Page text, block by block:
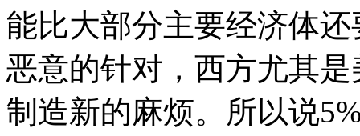
能比大部分主要经济体
恶意的针对，西方尤其
制造新的麻烦。所以说